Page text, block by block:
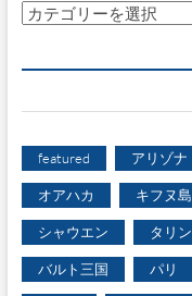
カ
ー
featured アリゾナ
オアハカ キフヌ島
シャウエン タリン
バルト三国 パリ